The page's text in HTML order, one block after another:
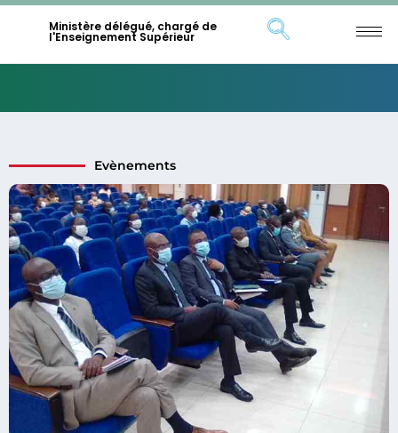
Ministère délégué, chargé de
l'Enseignement Supérieur
Evènements